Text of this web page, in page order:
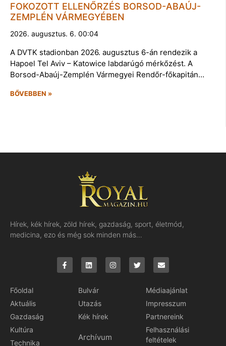
FOKOZOTT ELLENŐRZÉS BORSOD-ABAÚJ-
ZEMPLÉN VÁRMEGYÉBEN
2026. augusztus. 6. 00:04
A DVTK stadionban 2026. augusztus 6-án rendezik a
Hapoel Tel Aviv – Katowice labdarúgó mérkőzést. A
Borsod-Abaúj-Zemplén Vármegyei Rendőr-főkapitán…
BŐVEBBEN »
Hírek, kék hírek, zöld hírek, gazdaság, sport, életmód,
medicina, ezo és még sok minden más…
Főoldal
Aktuális
Gazdaság
Kultúra
Technika
Bulvár
Utazás
Kék hírek
Archívum
Médiaajánlat
Impresszum
Partnereink
Felhasználási
feltételek